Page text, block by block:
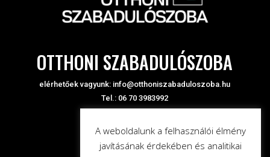
OTTHONI SZABADULÓSZOBA
elérhetőek vagyunk: info@otthoniszabaduloszoba.hu
Tel.: 06 70 3983992
A weboldalunk a felhasználói élmény
javításának érdekében és analitikai